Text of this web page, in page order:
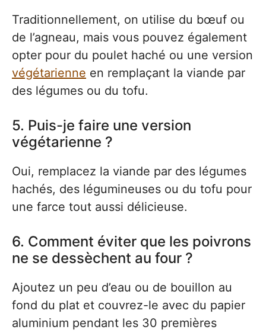
Traditionnellement, on utilise du bœuf ou
de l’agneau, mais vous pouvez également
opter pour du poulet haché ou une version
végétarienne en remplaçant la viande par
des légumes ou du tofu.
5. Puis-je faire une version
végétarienne ?
Oui, remplacez la viande par des légumes
hachés, des légumineuses ou du tofu pour
une farce tout aussi délicieuse.
6. Comment éviter que les poivrons
ne se dessèchent au four ?
Ajoutez un peu d’eau ou de bouillon au
fond du plat et couvrez-le avec du papier
aluminium pendant les 30 premières